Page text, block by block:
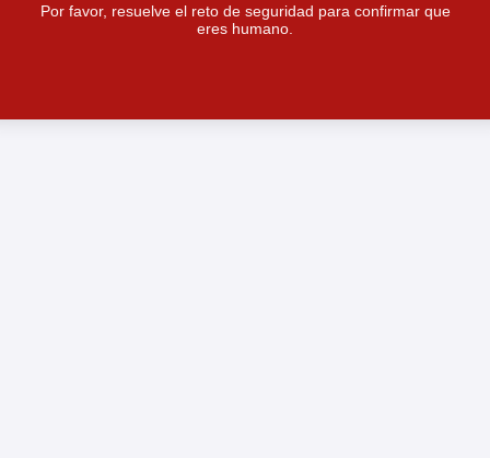
Por favor, resuelve el reto de seguridad para confirmar que
eres humano.